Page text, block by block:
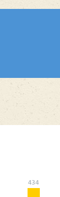
434